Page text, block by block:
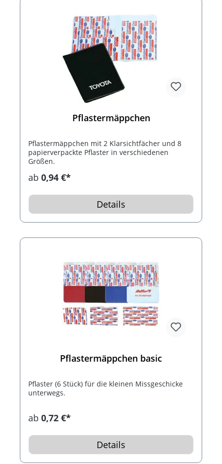
Pflastermäppchen
Pflastermäppchen mit 2 Klarsichtfächer und 8
papierverpackte Pflaster in verschiedenen
Größen.
ab 0,94 €*
Details
Pflastermäppchen basic
Pflaster (6 Stück) für die kleinen Missgeschicke
unterwegs.
ab 0,72 €*
Details